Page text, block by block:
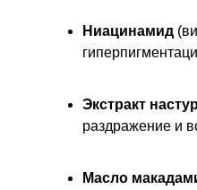
Ниацинамид
Экстракт
раздражение и
Масло